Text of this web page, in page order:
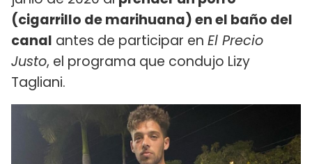
(cigarrillo de marihuana) en el baño del
canal antes de participar en El Precio
Justo, el programa que condujo Lizy
Tagliani.